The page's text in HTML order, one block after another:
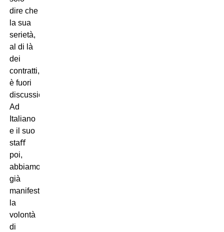
dire che
la sua
serietà,
al di là
dei
contratti,
è fuori
discussione.
Ad
Italiano
e il suo
staﬀ
poi,
abbiamo
già
manifestato
la
volontà
di